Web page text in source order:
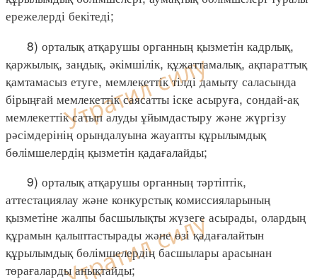
ережелерді бекітеді;
8) орталық атқарушы органның қызметін кадрлық,
қаржылық, заңдық, әкімшілік, құжаттамалық, ақпараттық
қамтамасыз етуге, мемлекеттік тілді дамыту саласында
бірыңғай мемлекеттік саясатты іске асыруға, сондай-ақ
мемлекеттік сатып алуды ұйымдастыру және жүргізу
рәсімдерінің орындалуына жауапты құрылымдық
бөлімшелердің қызметін қадағалайды;
9) орталық атқарушы органның тәртіптік,
аттестациялау және конкурстық комиссияларының
қызметіне жалпы басшылықты жүзеге асырады, олардың
құрамын қалыптастырады және өзі қадағалайтын
құрылымдық бөлімшелердің басшылары арасынан
төрағаларды анықтайды;